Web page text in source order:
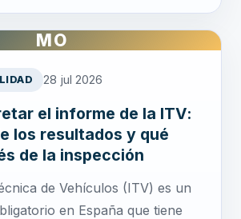
MO
28 jul 2026
el informe de la ITV:
los resultados y qué
de la inspección
de Vehículos (ITV) es un
en España que tiene